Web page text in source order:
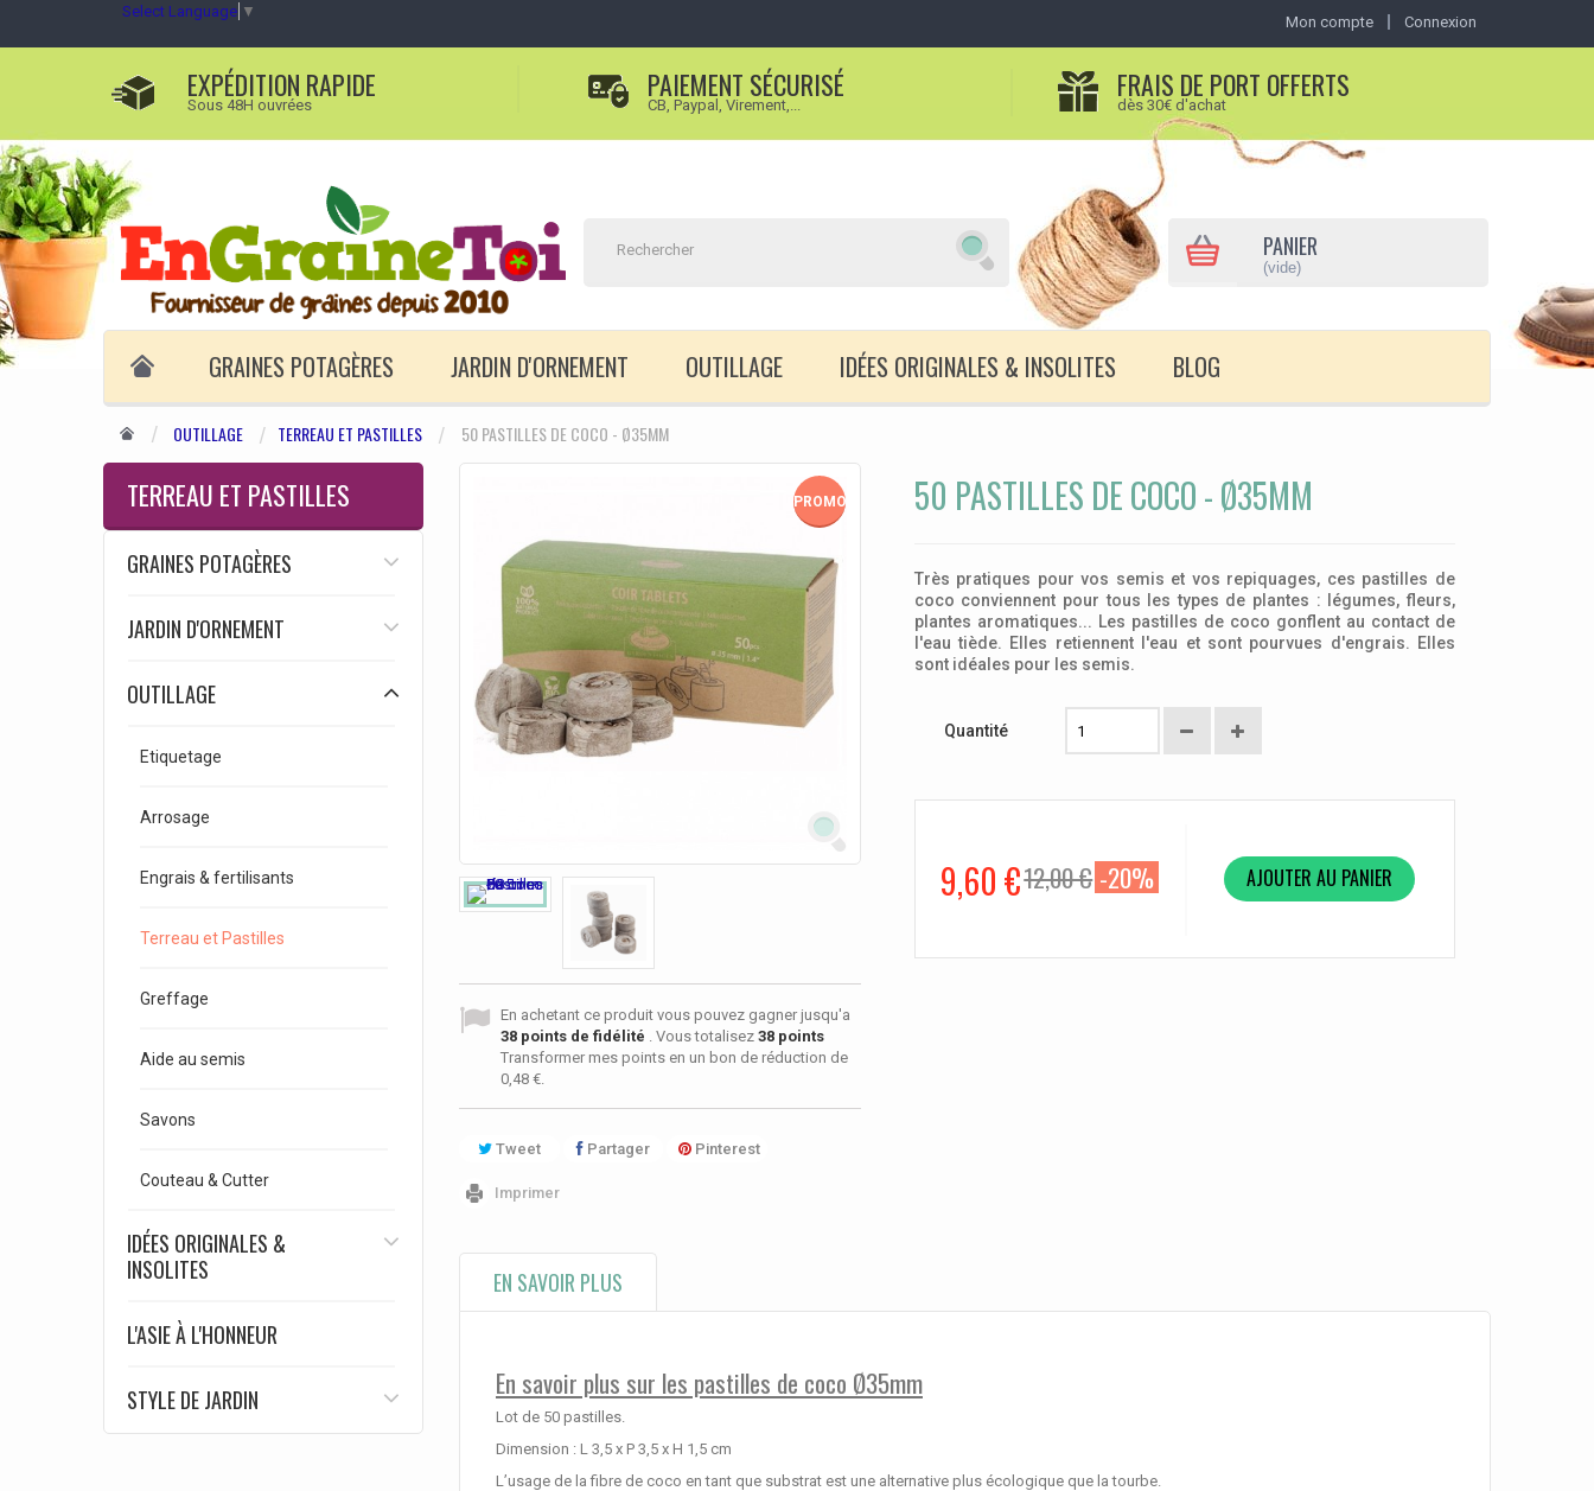
Mon compte Connexion
Select Language ▼
EXPÉDITION RAPIDE
Sous 48H ouvrées
PAIEMENT SÉCURISÉ
CB, Paypal, Virement,...
FRAIS DE PORT OFFERTS
dès 30€ d'achat
PANIER
(vide)
GRAINES POTAGÈRES JARDIN D'ORNEMENT OUTILLAGE IDÉES ORIGINALES & INSOLITES BLOG
OUTILLAGE TERREAU ET PASTILLES 50 PASTILLES DE COCO - Ø35MM
TERREAU ET PASTILLES
GRAINES POTAGÈRES
JARDIN D'ORNEMENT
OUTILLAGE
Etiquetage
Arrosage
Engrais & fertilisants
Terreau et Pastilles
Greffage
Aide au semis
Savons
Couteau & Cutter
IDÉES ORIGINALES &
INSOLITES
L'ASIE À L'HONNEUR
STYLE DE JARDIN
PROMO!
En achetant ce produit vous pouvez gagner jusqu'a
38 points de fidélité . Vous totalisez 38 points
Transformer mes points en un bon de réduction de
0,48 €
Tweet Partager Pinterest
Imprimer
50 PASTILLES DE COCO - Ø35MM
Très pratiques pour vos semis et vos repiquages, ces pastilles de
coco conviennent pour tous les types de plantes : légumes, fleurs,
plantes aromatiques... Les pastilles de coco gonflent au contact de
l'eau tiède. Elles retiennent l'eau et sont pourvues d'engrais. Elles
sont idéales pour les semis.
Quantité
9,60 €12,00 € -20% AJOUTER AU PANIER
EN SAVOIR PLUS
En savoir plus sur les pastilles de coco Ø35mm
Lot de 50 pastilles.
Dimension : L 3,5 x P 3,5 x H 1,5 cm
L’usage de la fibre de coco en tant que substrat est une alternative plus écologique que la tourbe.